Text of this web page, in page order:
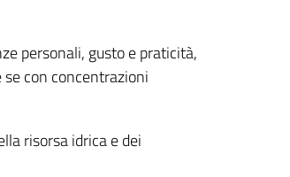
personali, gusto e praticità,
con concentrazioni
risorsa idrica e dei